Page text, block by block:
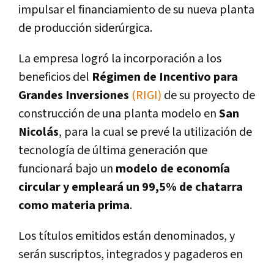
impulsar el financiamiento de su nueva planta
de producción siderúrgica.
La empresa logró la incorporación a los
beneficios del Régimen de Incentivo para
Grandes Inversiones (RIGI) de su proyecto de
construcción de una planta modelo enSan
Nicolás, para la cual se prevé la utilización de
tecnología de última generación que
funcionará bajo un modelo de economía
circular y empleará un 99,5% de chatarra
como materia prima.
Los títulos emitidos están denominados, y
serán suscriptos, integrados y pagaderos en